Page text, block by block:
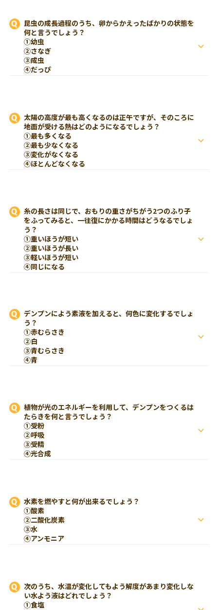
昆虫の成長過程のうち、卵からかえったばかりの状態を
何と言うでしょう？
①幼虫
②さなぎ
③成虫
④だっぴ
太陽の高度が最も高くなるのは正午ですが、そのころに
地面が受ける熱はどのようになるでしょう？
①最も多くなる
②最も少なくなる
③変化がなくなる
④ほとんどなくなる
糸の長さは同じで、おもりの重さがちがう2つのふり子
をふってみると、一往復にかかる時間はどうなるでしょ
う？
①重いほうが短い
②重いほうが長い
③軽いほうが短い
④同じになる
デンプンによう素液を加えると、何色に変化するでしょ
う？
①赤むらさき
②白
③青むらさき
④青
植物が光のエネルギーを利用して、デンプンをつくるは
たらきを何と言うでしょう？
①受粉
②呼吸
③受精
④光合成
水素を燃やすと何が出来るでしょう？
①酸素
②二酸化炭素
③水
④アンモニア
次のうち、水温が変化してもよう解度があまり変化しな
い水よう液はどれでしょう？
①食塩